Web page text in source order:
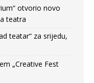
otvorio novo
teatra
teatar“ za srijedu,
„Creative Fest